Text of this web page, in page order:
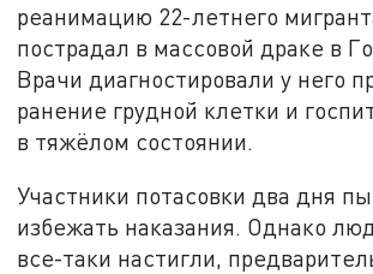
реанимацию 22-летнего
пострадал в массовой драке в
Врачи диагностировали у него
ранение грудной клетки и
в тяжёлом состоянии.
Участники потасовки два дня
избежать наказания. Однако
все-таки настигли,